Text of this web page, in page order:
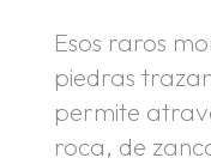
Esos raros
piedras
permite
roca, de